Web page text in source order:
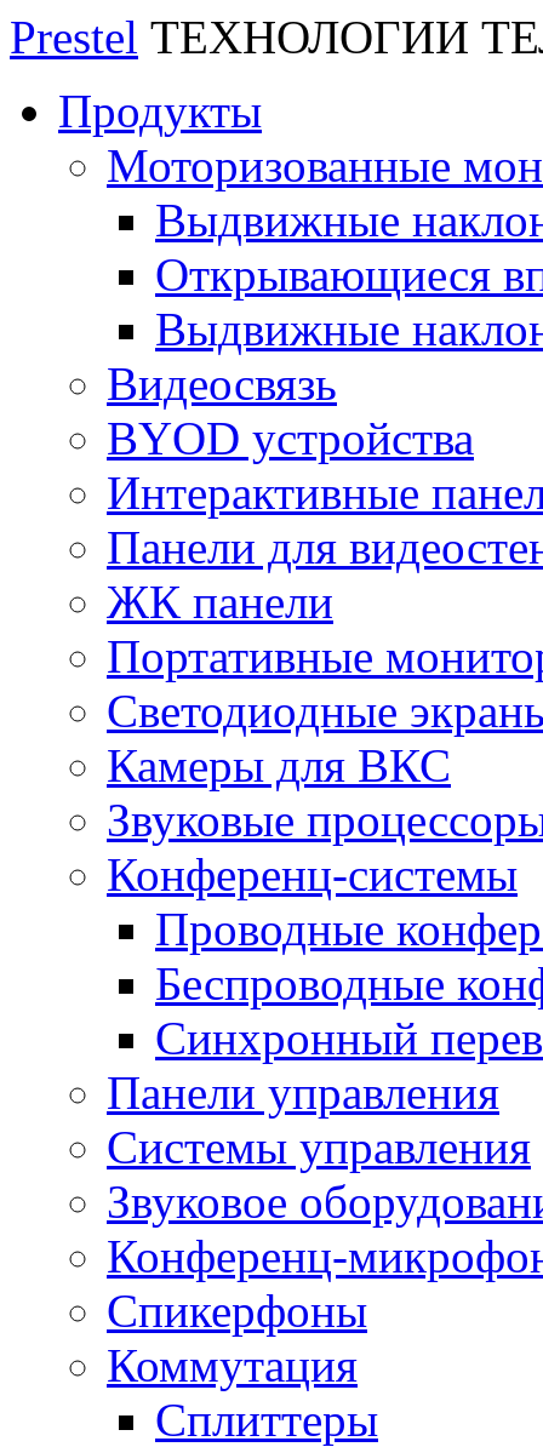
Prestel ТЕХНОЛОГИИ
Продукты
Моторизованные
Выдвижные
Открывающиеся
Выдвижные
Видеосвязь
BYOD устройства
Интерактивные
Панели для
ЖК панели
Портативные
Светодиодные
Камеры для ВКС
Звуковые
Конференц-системы
Проводные
Беспроводные
Синхронный
Панели управления
Системы управления
Звуковое
Конференц-
Спикерфоны
Коммутация
Сплиттеры